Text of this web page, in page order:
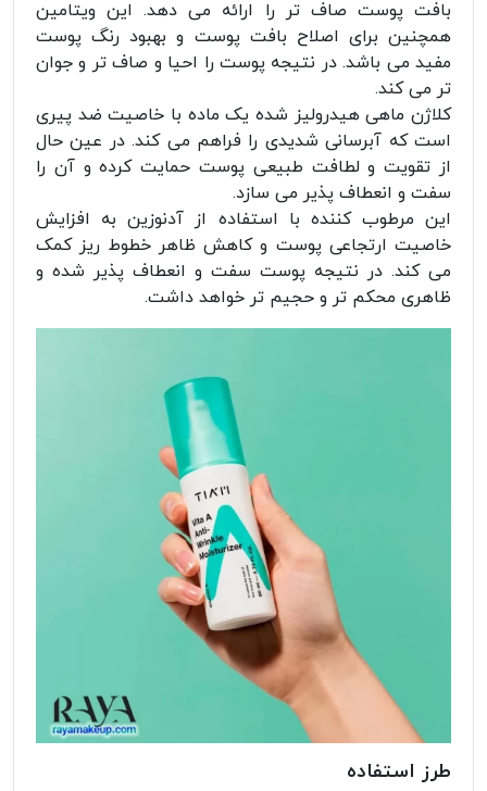
بافت پوست صاف تر را ارائه می دهد. این ویتامین
همچنین برای اصلاح بافت پوست و بهبود رنگ پوست
مفید می باشد. در نتیجه پوست را احیا و صاف تر و جوان
تر می کند.
کلاژن ماهی هیدرولیز شده یک ماده با خاصیت ضد پیری
است که آبرسانی شدیدی را فراهم می کند. در عین حال
از تقویت و لطافت طبیعی پوست حمایت کرده و آن را
سفت و انعطاف پذیر می سازد.
این مرطوب کننده با استفاده از آدنوزین به افزایش
خاصیت ارتجاعی پوست و کاهش ظاهر خطوط ریز کمک
می کند. در نتیجه پوست سفت و انعطاف پذیر شده و
ظاهری محکم تر و حجیم تر خواهد داشت.
طرز استفاده